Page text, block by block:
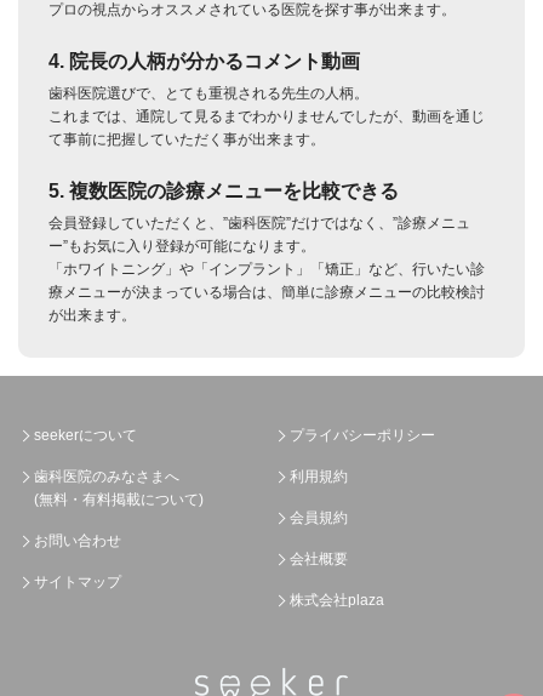
プロの視点からオススメされている医院を探す事が出来ます。
4. 院長の人柄が分かるコメント動画
歯科医院選びで、とても重視される先生の人柄。
これまでは、通院して見るまでわかりませんでしたが、動画を通じ
て事前に把握していただく事が出来ます。
5. 複数医院の診療メニューを比較できる
会員登録していただくと、”歯科医院”だけではなく、”診療メニュ
ー”もお気に入り登録が可能になります。
「ホワイトニング」や「インプラント」「矯正」など、行いたい診
療メニューが決まっている場合は、簡単に診療メニューの比較検討
が出来ます。
seekerについて
歯科医院のみなさまへ
(無料・有料掲載について)
お問い合わせ
サイトマップ
プライバシーポリシー
利用規約
会員規約
会社概要
株式会社plaza